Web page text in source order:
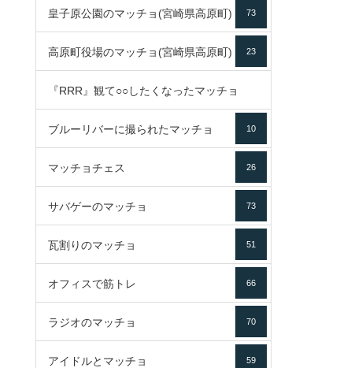
133
皇子原公園のマッチョ(宮崎県高原町) 73
高原町役場のマッチョ(宮崎県高原町) 23
『RRR』観て○○したくなったマッチョ
16
ブルーリバーに撮られたマッチョ 10
マッチョチェス 26
サバゲーのマッチョ 73
瓦割りのマッチョ 51
オフィスで筋トレ 66
ラジオのマッチョ 70
アイドルとマッチョ 59